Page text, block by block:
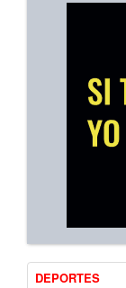
DEPORTES